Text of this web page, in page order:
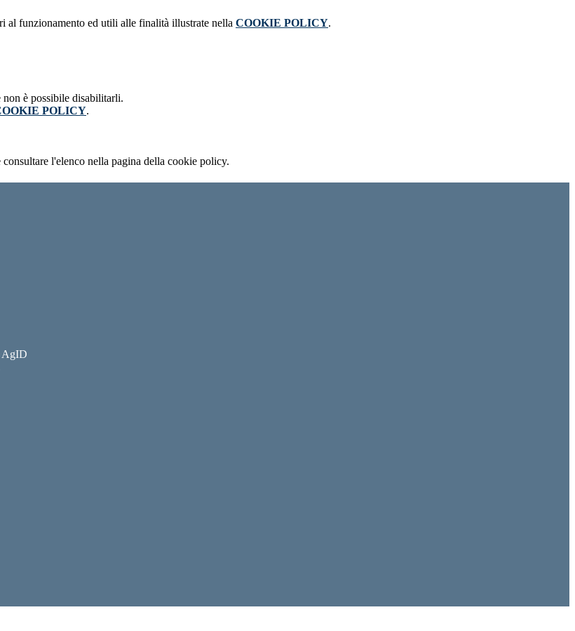
al funzionamento ed utili alle finalità illustrate nella COOKIE POLICY.
è possibile disabilitarli.
POLICY.
l'elenco nella pagina della cookie policy.
AgID